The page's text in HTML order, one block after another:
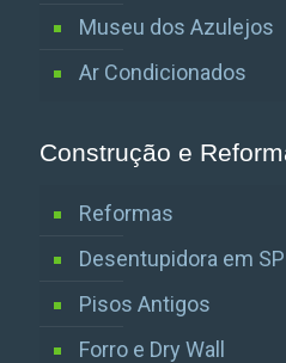
Museu dos Azulejos
Ar Condicionados
Construção e
Reformas
Desentupidora em SP
Pisos Antigos
Forro e Dry Wall